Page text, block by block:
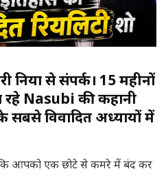
दुनिया से संपर्क। 15 महीनों
Nasubi की कहानी
सबसे विवादित अध्यायों में
कि आपको एक छोटे से कमरे में बंद कर